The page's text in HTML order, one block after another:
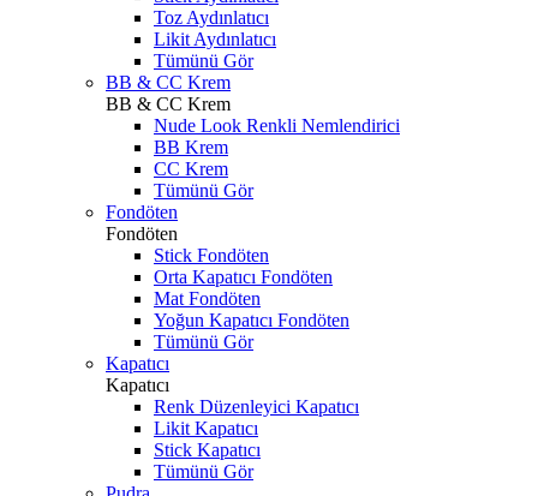
Toz Aydınlatıcı
Likit Aydınlatıcı
Tümünü Gör
BB & CC Krem
BB & CC Krem
Nude Look Renkli Nemlendirici
BB Krem
CC Krem
Tümünü Gör
Fondöten
Fondöten
Stick Fondöten
Orta Kapatıcı Fondöten
Mat Fondöten
Yoğun Kapatıcı Fondöten
Tümünü Gör
Kapatıcı
Kapatıcı
Renk Düzenleyici Kapatıcı
Likit Kapatıcı
Stick Kapatıcı
Tümünü Gör